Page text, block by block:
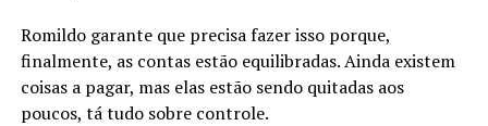
Romildo garante que precisa fazer isso porque,
finalmente, as contas estão equilibradas. Ainda existem
coisas a pagar, mas elas estão sendo quitadas aos
poucos, tá tudo sobre controle.